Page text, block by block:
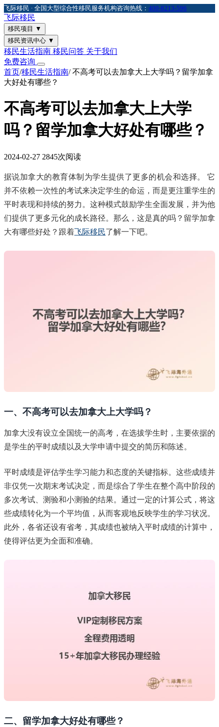
飞际移民 · 全国大型综合性移民服务机构咨询热线： 400-8213-596
飞际移民
移民项目 ▼
移民资讯中心 ▼
移民生活指南 移民问答 关于我们
免费咨询
首页/移民生活指南/不高考可以去加拿大上大学吗？留学加拿
大好处有哪些？
不高考可以去加拿大上大学
吗？留学加拿大好处有哪些？
2024-02-27 2845次阅读
据说加拿大的教育体制为学生提供了更多的机会和选择。 它
并不依赖一次性的考试来决定学生的命运，而是更注重学生的
平时表现和持续的努力。这种模式鼓励学生全面发展，并为他
们提供了更多元化的成长路径。那么，这是真的吗？留学加拿
大有哪些好处？跟着飞际移民了解一下吧。
一、不高考可以去加拿大上大学吗？
加拿大没有设立全国统一的高考，在选拔学生时，主要依据的
是学生的平时成绩以及大学申请中提交的简历和陈述。
平时成绩是评估学生学习能力和态度的关键指标。这些成绩并
非仅凭一次期末考试决定，而是综合了学生在整个高中阶段的
多次考试、测验和小测验的结果。通过一定的计算公式，将这
些成绩转化为一个平均值，从而客观地反映学生的学习状况。
此外，各省还设有省考，其成绩也被纳入平时成绩的计算中，
使得评估更为全面和准确。
二、留学加拿大好处有哪些？